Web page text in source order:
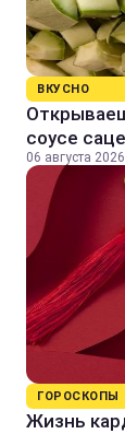
ВКУСНО
соусе
06 августа
ГОРОСКОПЫ
Жизнь